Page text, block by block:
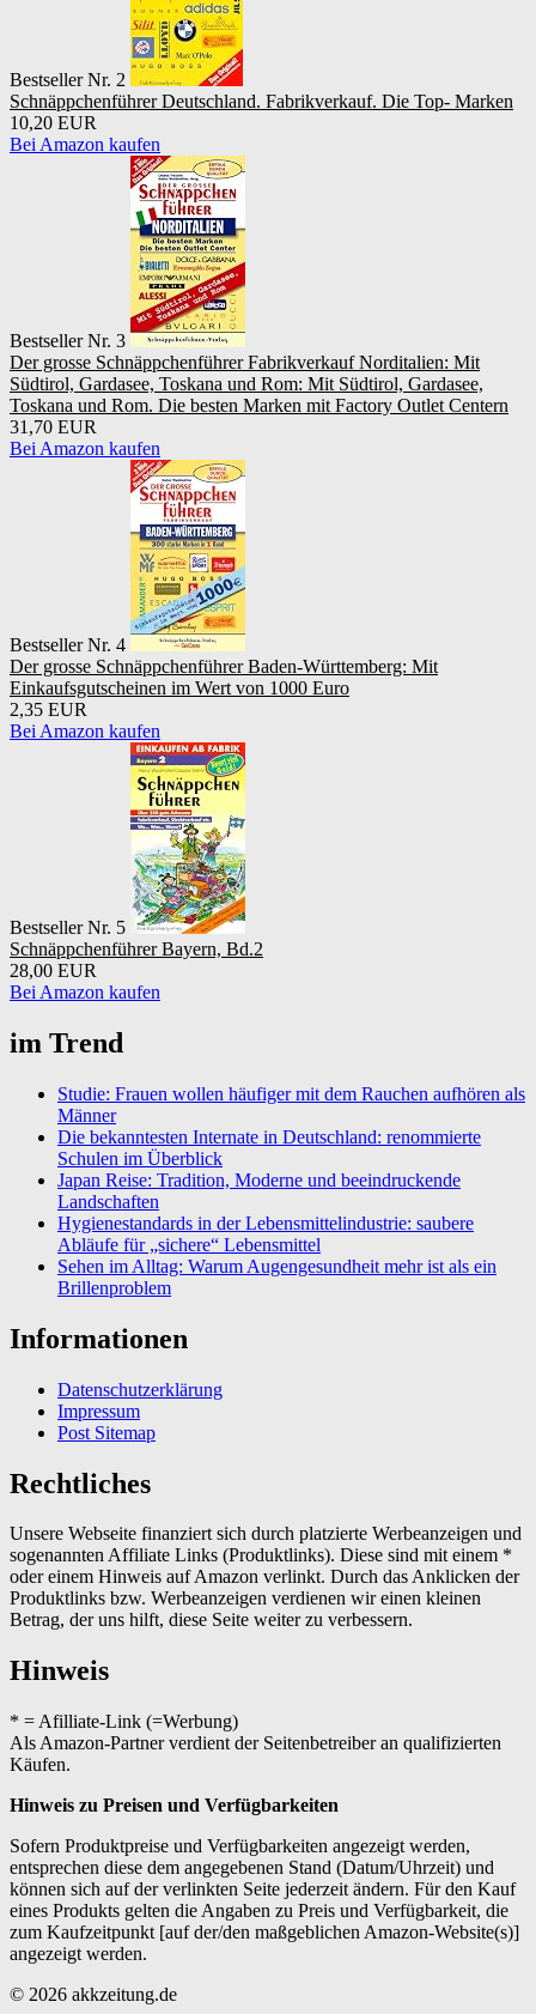
Bestseller Nr. 2
Schnäppchenführer Deutschland. Fabrikverkauf. Die Top- Marken
10,20 EUR
Bei Amazon kaufen
Bestseller Nr. 3
Der grosse Schnäppchenführer Fabrikverkauf Norditalien: Mit
Südtirol, Gardasee, Toskana und Rom: Mit Südtirol, Gardasee,
Toskana und Rom. Die besten Marken mit Factory Outlet Centern
31,70 EUR
Bei Amazon kaufen
Bestseller Nr. 4
Der grosse Schnäppchenführer Baden-Württemberg: Mit
Einkaufsgutscheinen im Wert von 1000 Euro
2,35 EUR
Bei Amazon kaufen
Bestseller Nr. 5
Schnäppchenführer Bayern, Bd.2
28,00 EUR
Bei Amazon kaufen
im Trend
Studie: Frauen wollen häufiger mit dem Rauchen aufhören als
Männer
Die bekanntesten Internate in Deutschland: renommierte
Schulen im Überblick
Japan Reise: Tradition, Moderne und beeindruckende
Landschaften
Hygienestandards in der Lebensmittelindustrie: saubere
Abläufe für „sichere“ Lebensmittel
Sehen im Alltag: Warum Augengesundheit mehr ist als ein
Brillenproblem
Informationen
Datenschutzerklärung
Impressum
Post Sitemap
Rechtliches
Unsere Webseite finanziert sich durch platzierte Werbeanzeigen und
sogenannten Affiliate Links (Produktlinks). Diese sind mit einem *
oder einem Hinweis auf Amazon verlinkt. Durch das Anklicken der
Produktlinks bzw. Werbeanzeigen verdienen wir einen kleinen
Betrag, der uns hilft, diese Seite weiter zu verbessern.
Hinweis
* = Afilliate-Link (=Werbung)
Als Amazon-Partner verdient der Seitenbetreiber an qualifizierten
Käufen.
Hinweis zu Preisen und Verfügbarkeiten
Sofern Produktpreise und Verfügbarkeiten angezeigt werden,
entsprechen diese dem angegebenen Stand (Datum/Uhrzeit) und
können sich auf der verlinkten Seite jederzeit ändern. Für den Kauf
eines Produkts gelten die Angaben zu Preis und Verfügbarkeit, die
zum Kaufzeitpunkt [auf der/den maßgeblichen Amazon-Website(s)]
angezeigt werden.
© 2026 akkzeitung.de